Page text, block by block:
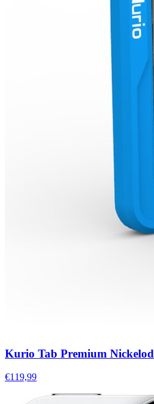
Kurio Tab Premium
€119,99